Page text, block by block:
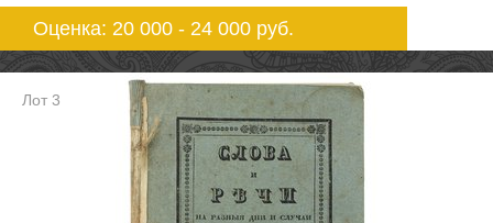
Оценка: 20 000 - 24 000 руб.
Лот 3